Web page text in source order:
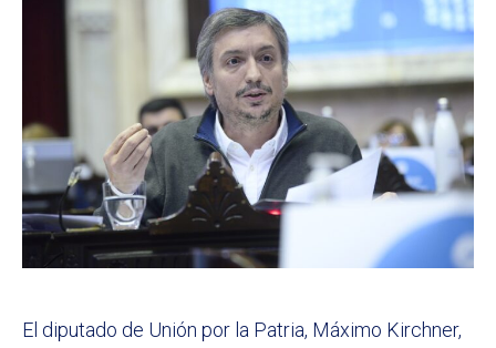
El diputado de Unión por la Patria, Máximo Kirchner,